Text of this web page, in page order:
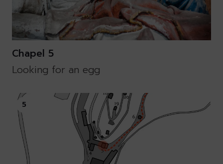
Chapel 5
Looking for an egg
5